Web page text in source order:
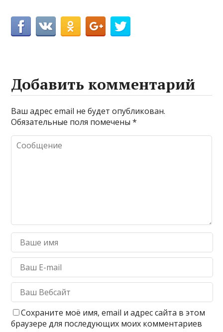
Добавить комментарий
Ваш адрес email не будет опубликован.
Обязательные поля помечены*
Сохраните моё имя, email и адрес сайта в этом
браузере для последующих моих комментариев